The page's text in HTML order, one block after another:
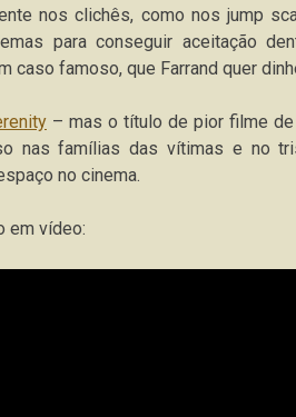
nos clichês, como nos jump
para conseguir aceitação
caso famoso, que Farrand quer
– mas o título de pior filme de
nas famílias das vítimas e no
no cinema.
em vídeo: